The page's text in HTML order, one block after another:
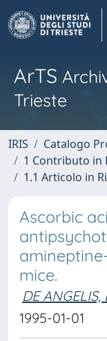
ArTS
Trieste
IRIS
Catalogo
1 Contributo in
1.1 Articolo in
Ascorbic
mice.
DE ANGELIS,
1995-01-01